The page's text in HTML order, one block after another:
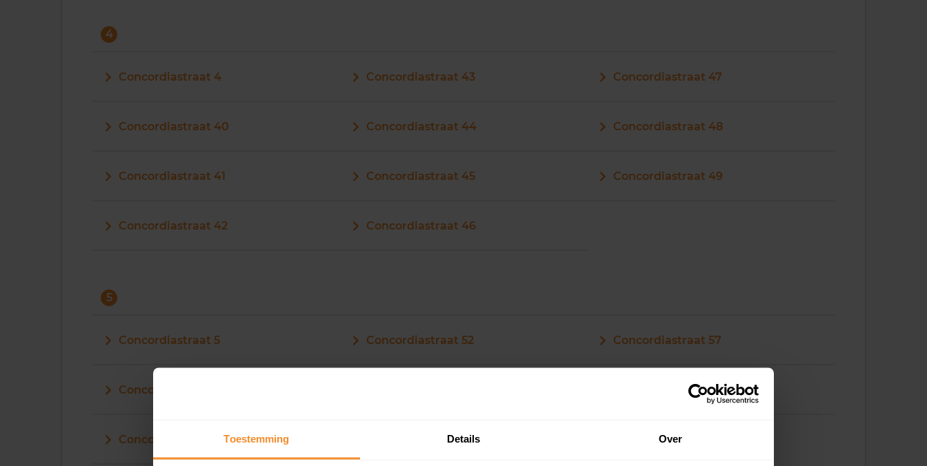
Toestemming Details Over
4
Concordiastraat 4
Concordiastraat 40
Concordiastraat 41
Concordiastraat 42
Concordiastraat 43
Concordiastraat 44
Concordiastraat 45
Concordiastraat 46
Concordiastraat 47
Concordiastraat 48
Concordiastraat 49
5
Concordiastraat 5
Concordiastraat 50
Concordiastraat 51
Concordiastraat 52
Concordiastraat 55
Concordiastraat 57
Concordiastraat 59